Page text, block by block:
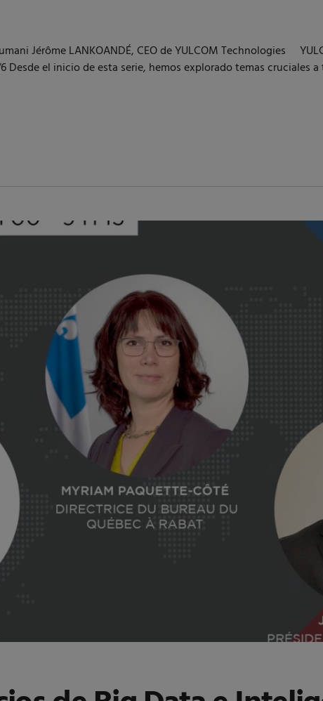
Jérôme LANKOANDÉ, CEO de YULCOM Technologies
el inicio de esta serie, hemos explorado temas cruciales